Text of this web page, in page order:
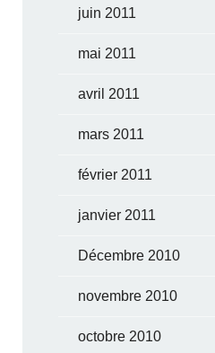
juin 2011
mai 2011
avril 2011
mars 2011
février 2011
janvier 2011
Décembre 2010
novembre 2010
octobre 2010